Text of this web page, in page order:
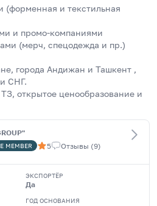
и промо-компаниями
(мерч, спецодежда и пр.)
города Андижан и Ташкент ,
СНГ.
открытое ценообразование и
MEMBER 5 Отзывы (9)
ЭКСПОРТЁР
Да
ГОД ОСНОВАНИЯ